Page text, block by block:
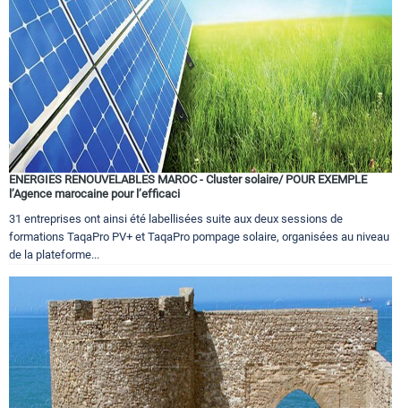
ENERGIES RENOUVELABLES MAROC - Cluster solaire/ POUR EXEMPLE
l’Agence marocaine pour l’efficaci
31 entreprises ont ainsi été labellisées suite aux deux sessions de
formations TaqaPro PV+ et TaqaPro pompage solaire, organisées au niveau
de la plateforme...